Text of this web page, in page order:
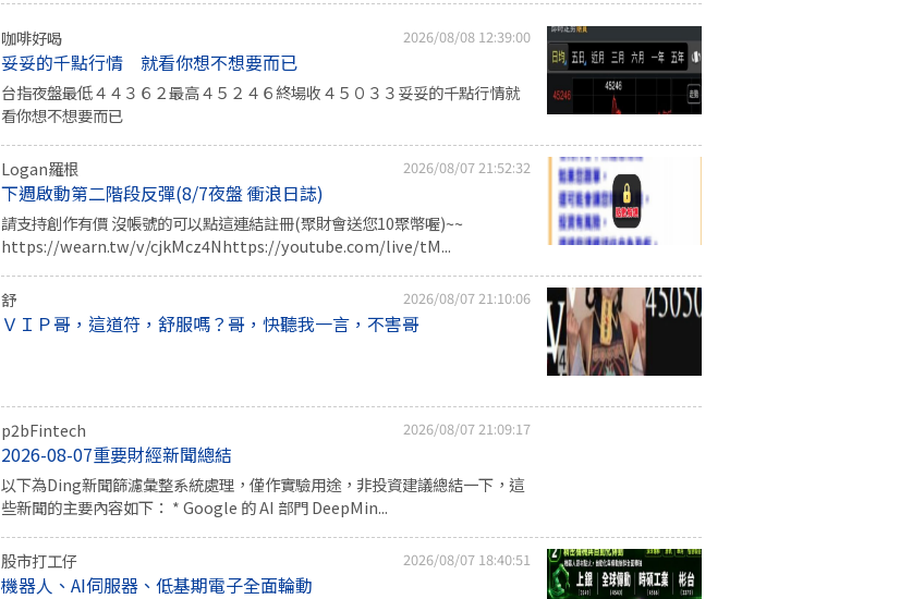
咖啡好喝 2026/08/08 12:39:00
妥妥的千點行情 就看你想不想要而已
台指夜盤最低４４３６２最高４５２４６終場收４５０３３妥妥的千點行情就
看你想不想要而已
Logan羅根 2026/08/07 21:52:32
下週啟動第二階段反彈(8/7夜盤 衝浪日誌)
請支持創作有價 沒帳號的可以點這連結註冊(聚財會送您10聚幣喔)~~
https://wearn.tw/v/cjkMcz4Nhttps://youtube.com/live/tM...
舒 2026/08/07 21:10:06
ＶＩＰ哥，這道符，舒服嗎？哥，快聽我一言，不害哥
p2bFintech 2026/08/07 21:09:17
2026-08-07重要財經新聞總結
以下為Ding新聞篩濾彙整系統處理，僅作實驗用途，非投資建議總結一下，這
些新聞的主要內容如下： * Google 的 AI 部門 DeepMin...
股市打工仔 2026/08/07 18:40:51
機器人、AI伺服器、低基期電子全面輪動